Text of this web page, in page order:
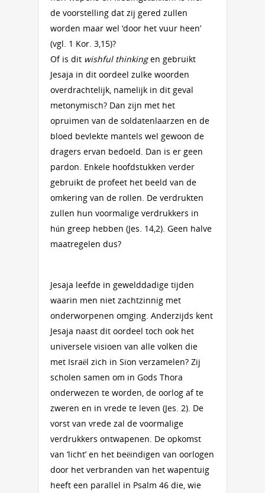
de voorstelling dat zij gered zullen
worden maar wel ‘door het vuur heen’
(vgl. 1 Kor. 3,15)?
Of is dit wishful thinkingen gebruikt
Jesaja in dit oordeel zulke woorden
overdrachtelijk, namelijk in dit geval
metonymisch? Dan zijn met het
opruimen van de soldatenlaarzen en de
bloed bevlekte mantels wel gewoon de
dragers ervan bedoeld. Dan is er geen
pardon. Enkele hoofdstukken verder
gebruikt de profeet het beeld van de
omkering van de rollen. De verdrukten
zullen hun voormalige verdrukkers in
hún greep hebben (Jes. 14,2). Geen halve
maatregelen dus?
Jesaja leefde in gewelddadige tijden
waarin men niet zachtzinnig met
onderworpenen omging. Anderzijds kent
Jesaja naast dit oordeel toch ook het
universele visioen van alle volken die
met Israël zich in Sion verzamelen? Zij
scholen samen om in Gods Thora
onderwezen te worden, de oorlog af te
zweren en in vrede te leven (Jes. 2). De
vorst van vrede zal de voormalige
verdrukkers ontwapenen. De opkomst
van ‘licht’ en het beëindigen van oorlogen
door het verbranden van het wapentuig
heeft een parallel in Psalm 46 die, wie